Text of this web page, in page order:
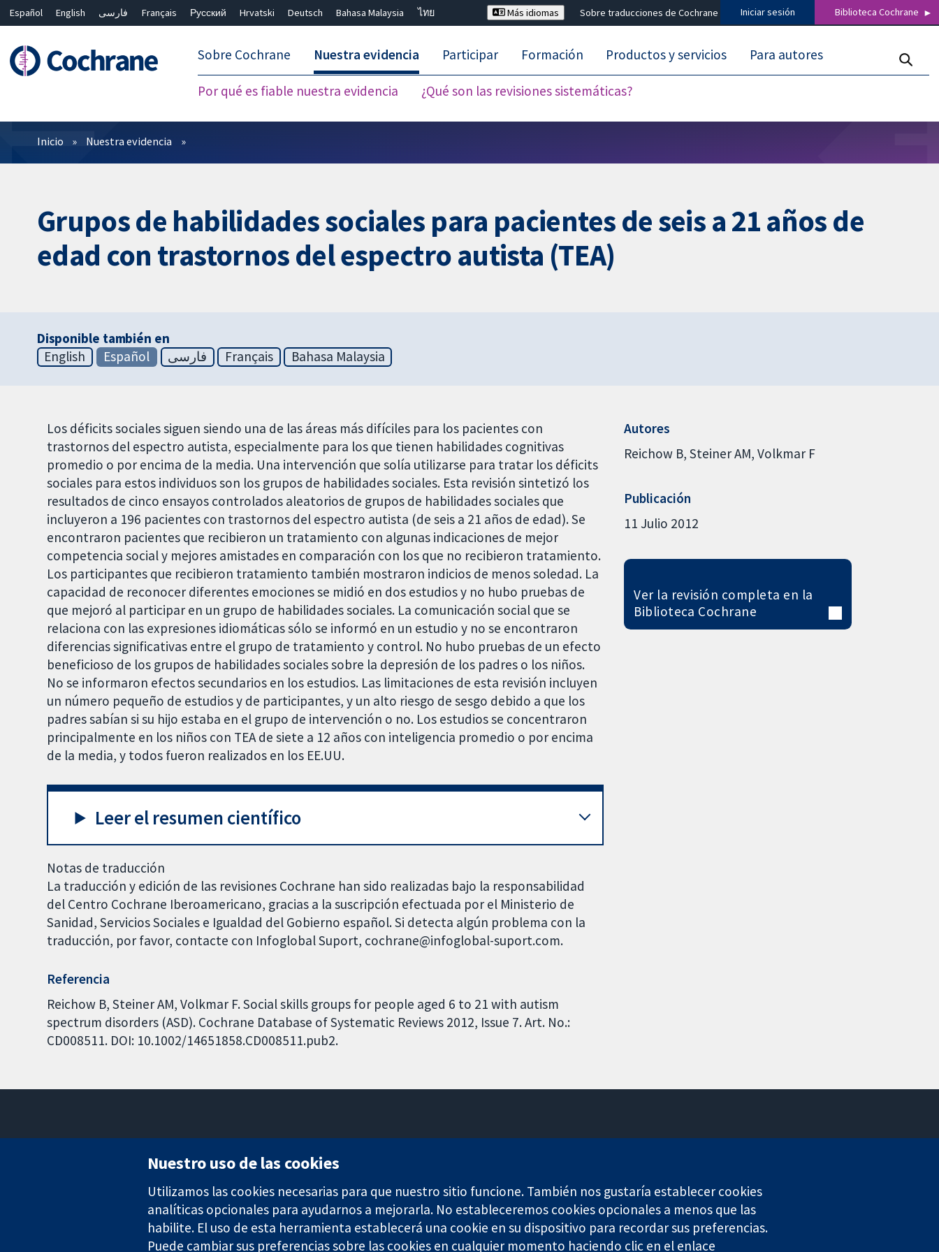
Español English فارسی Français Русский Hrvatski Deutsch Bahasa Malaysia
ไทย
Más idiomas Sobre traducciones de Cochrane Iniciar sesión Biblioteca Cochrane
Sobre Cochrane Nuestra evidencia
Por qué es fiable nuestra evidencia ¿Qué son las revisiones sistemáticas?
Participar Formación Productos y servicios Para autores
Filtros
Inicio Nuestra evidencia
Grupos de habilidades sociales para pacientes de seis a 21 años de
edad con trastornos del espectro autista (TEA)
Disponible también en
English
Español فارسی Français Bahasa Malaysia
Los déficits sociales siguen siendo una de las áreas más difíciles para los pacientes con
trastornos del espectro autista, especialmente para los que tienen habilidades cognitivas
promedio o por encima de la media. Una intervención que solía utilizarse para tratar los déficits
sociales para estos individuos son los grupos de habilidades sociales. Esta revisión sintetizó los
resultados de cinco ensayos controlados aleatorios de grupos de habilidades sociales que
incluyeron a 196 pacientes con trastornos del espectro autista (de seis a 21 años de edad). Se
encontraron pacientes que recibieron un tratamiento con algunas indicaciones de mejor
competencia social y mejores amistades en comparación con los que no recibieron tratamiento.
Los participantes que recibieron tratamiento también mostraron indicios de menos soledad. La
capacidad de reconocer diferentes emociones se midió en dos estudios y no hubo pruebas de
que mejoró al participar en un grupo de habilidades sociales. La comunicación social que se
relaciona con las expresiones idiomáticas sólo se informó en un estudio y no se encontraron
diferencias significativas entre el grupo de tratamiento y control. No hubo pruebas de un efecto
beneficioso de los grupos de habilidades sociales sobre la depresión de los padres o los niños.
No se informaron efectos secundarios en los estudios. Las limitaciones de esta revisión incluyen
un número pequeño de estudios y de participantes, y un alto riesgo de sesgo debido a que los
padres sabían si su hijo estaba en el grupo de intervención o no. Los estudios se concentraron
principalmente en los niños con TEA de siete a 12 años con inteligencia promedio o por encima
de la media, y todos fueron realizados en los EE.UU.
Leer el resumen científico
Notas de traducción
La traducción y edición de las revisiones Cochrane han sido realizadas bajo la responsabilidad
del Centro Cochrane Iberoamericano, gracias a la suscripción efectuada por el Ministerio de
Sanidad, Servicios Sociales e Igualdad del Gobierno español. Si detecta algún problema con la
traducción, por favor, contacte con Infoglobal Suport, cochrane@infoglobal-suport.com.
Referencia
Reichow B, Steiner AM, Volkmar F. Social skills groups for people aged 6 to 21 with autism
spectrum disorders (ASD). Cochrane Database of Systematic Reviews 2012, Issue 7. Art. No.:
CD008511. DOI: 10.1002/14651858.CD008511.pub2.
Autores
Reichow B Steiner AM Volkmar F
Publicación
11 Julio 2012
Ver la revisión completa en la
Biblioteca Cochrane
Londres
Reino Unido
Sobre nosotros
Empleo
Cochrane Library
Nuestro uso de las cookies
Utilizamos las cookies necesarias para que nuestro sitio funcione. También nos gustaría establecer cookies
analíticas opcionales para ayudarnos a mejorarla. No estableceremos cookies opcionales a menos que las
habilite. El uso de esta herramienta establecerá una cookie en su dispositivo para recordar sus preferencias.
Puede cambiar sus preferencias sobre las cookies en cualquier momento haciendo clic en el enlace